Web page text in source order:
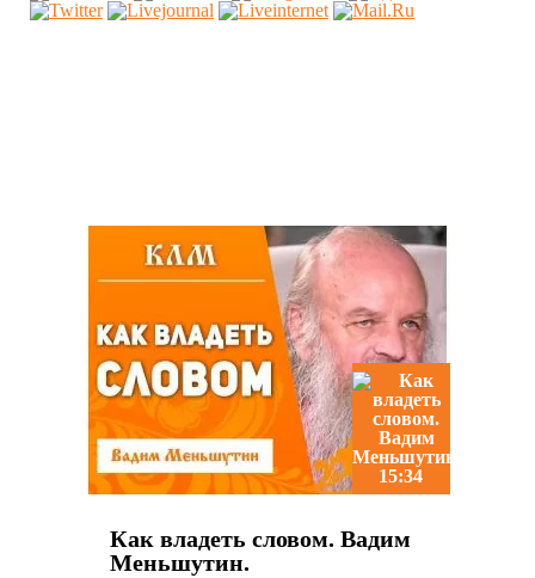
15:34
Как владеть словом. Вадим
Меньшутин.